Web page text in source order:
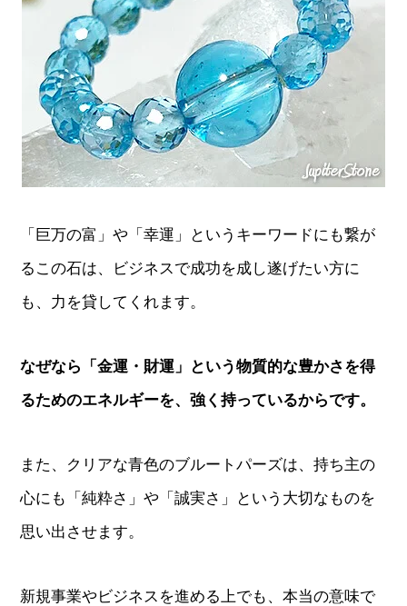
「巨万の富」や「幸運」というキーワードにも繋が
るこの石は、ビジネスで成功を成し遂げたい方に
も、力を貸してくれます。
なぜなら「金運・財運」という物質的な豊かさを得
るためのエネルギーを、強く持っているからです。
また、クリアな青色のブルートパーズは、持ち主の
心にも「純粋さ」や「誠実さ」という大切なものを
思い出させます。
新規事業やビジネスを進める上でも、本当の意味で